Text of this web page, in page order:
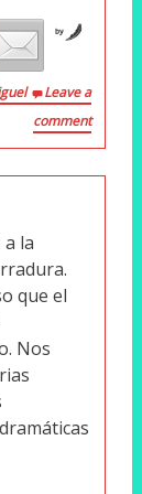
by
Leave a
comment
la
que el
Nos